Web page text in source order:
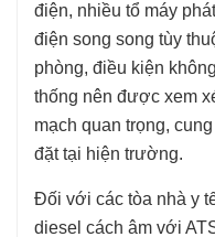
điện, nhiều tổ máy
điện song song tùy
phòng, điều kiện
thống nên được xem
mạch quan trọng,
đặt tại hiện trường.
Đối với các tòa nhà y
diesel cách âm với